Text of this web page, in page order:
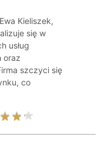
Kieliszek,
się w
usług
oraz
szczyci się
co